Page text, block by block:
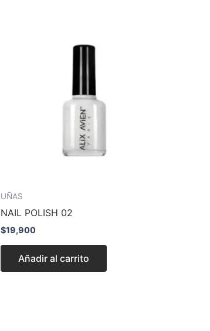
UÑAS
NAIL POLISH 02
$19,900
Añadir al carrito